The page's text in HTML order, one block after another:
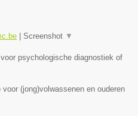
Screenshot ▼
psychologische diagnostiek of
(jong)volwassenen en ouderen